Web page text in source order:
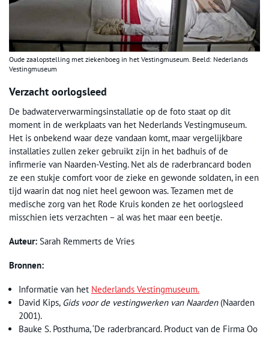
Oude zaalopstelling met ziekenboeg in het Vestingmuseum. Beeld: Nederlands
Vestingmuseum
Verzacht oorlogsleed
De badwaterverwarmingsinstallatie op de foto staat op dit
moment in de werkplaats van het Nederlands Vestingmuseum.
Het is onbekend waar deze vandaan komt, maar vergelijkbare
installaties zullen zeker gebruikt zijn in het badhuis of de
infirmerie van Naarden-Vesting. Net als de raderbrancard boden
ze een stukje comfort voor de zieke en gewonde soldaten, in een
tijd waarin dat nog niet heel gewoon was. Tezamen met de
medische zorg van het Rode Kruis konden ze het oorlogsleed
misschien iets verzachten – al was het maar een beetje.
Auteur: Sarah Remmerts de Vries
Bronnen:
Informatie van het Nederlands Vestingmuseum.
David Kips, Gids voor de vestingwerken van Naarden(Naarden
2001).
Bauke S. Posthuma, ‘De raderbrancard. Product van de Firma Oo